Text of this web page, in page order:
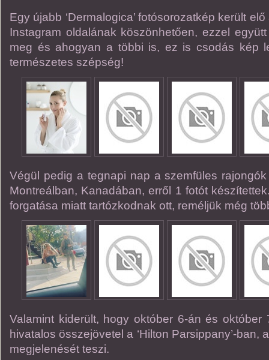
Egy újabb ‘Dermalogica’ fotósorozatkép került
Instagram oldalának köszönhetően, ezzel
meg és ahogyan a többi is, ez is csodás kép
természetes szépség!
Végül pedig a tegnapi nap a szemfüles
Montreálban, Kanadában, erről 1 fotót
forgatása miatt tartózkodnak ott, reméljük még
Valamint kiderült, hogy október 6-án és október
hivatalos összejövetel a ‘Hilton Parsippany’-ban,
megjelenését teszi.